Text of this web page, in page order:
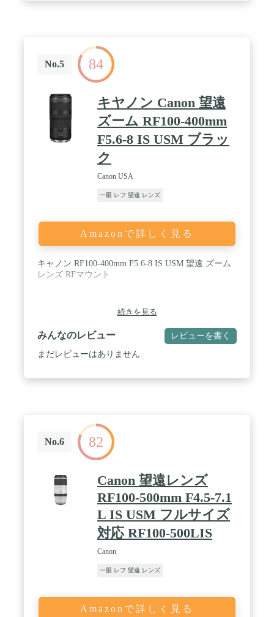
No.5 84
キヤノン Canon 望遠
ズーム RF100-400mm
F5.6-8 IS USM ブラッ
ク
Canon USA
一眼 レフ 望遠 レンズ
Amazonで詳しく見る
キャノン RF100-400mm F5.6-8 IS USM 望遠 ズーム
レンズ RFマウント
続きを見る
みんなのレビュー レビューを書く
まだレビューはありません
No.6 82
Canon 望遠レンズ
RF100-500mm F4.5-7.1
L IS USM フルサイズ
対応 RF100-500LIS
Canon
一眼 レフ 望遠 レンズ
Amazonで詳しく見る